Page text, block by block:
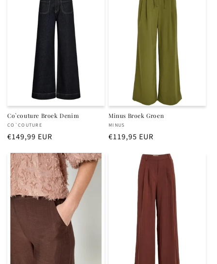
Co`couture Broek Denim
Verkoper:
CO`COUTURE
Normale
€149,99 EUR
Minus Broek Groen
Verkoper:
MINUS
Normale
€119,95 EUR